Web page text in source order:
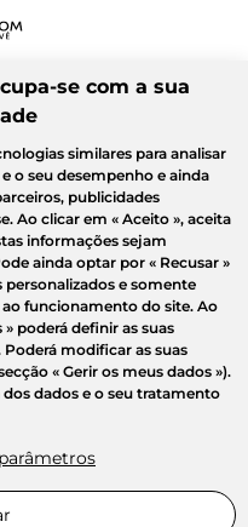
se com a sua
similares para analisar
o seu desempenho e ainda
publicidades
Ao clicar em « Aceito », aceita
informações sejam
ainda optar por « Recusar »
personalizados e somente
funcionamento do site. Ao
» poderá definir as suas
modificar as suas
« Gerir os meus dados »).
dados e o seu tratamento